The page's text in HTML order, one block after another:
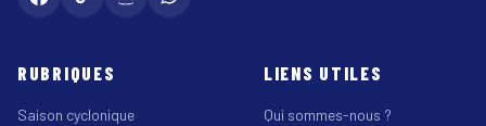
RUBRIQUES
Saison cyclonique
LIENS UTILES
Qui sommes-nous ?